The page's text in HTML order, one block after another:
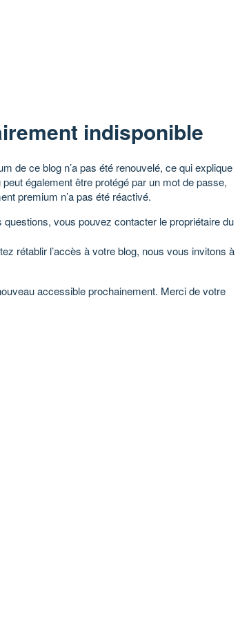
indisponible
de ce blog n’a pas été renouvelé, ce qui explique
également être protégé par un mot de passe,
premium n’a pas été réactivé.
questions, vous pouvez contacter le propriétaire du
rétablir l’accès à votre blog, nous vous invitons à
accessible prochainement. Merci de votre